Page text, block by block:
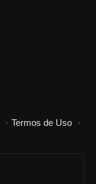
Termos de Uso